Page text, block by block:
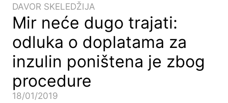
DAVOR SKELEDŽIJA
Mir neće dugo trajati:
odluka o doplatama za
inzulin poništena je zbog
procedure
18/01/2019